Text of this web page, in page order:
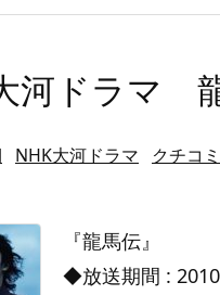
河ドラマ
NHK大河ドラマ クチコ
『龍馬伝』
◆放送期間 :